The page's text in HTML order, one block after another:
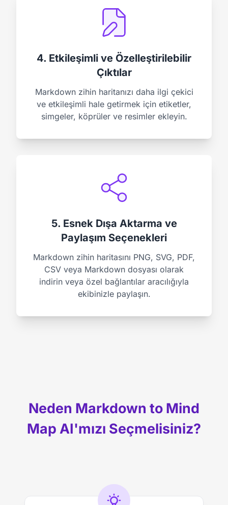
4. Etkileşimli ve Özelleştirilebilir
Çıktılar
Markdown zihin haritanızı daha ilgi çekici
ve etkileşimli hale getirmek için etiketler,
simgeler, köprüler ve resimler ekleyin.
5. Esnek Dışa Aktarma ve
Paylaşım Seçenekleri
Markdown zihin haritasını PNG, SVG, PDF,
CSV veya Markdown dosyası olarak
indirin veya özel bağlantılar aracılığıyla
ekibinizle paylaşın.
Neden Markdown to Mind
Map AI'mızı Seçmelisiniz?